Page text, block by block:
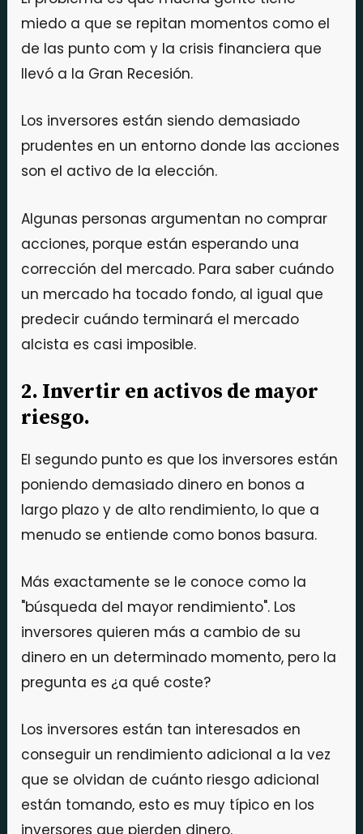
miedo a que se repitan momentos como el
de las punto com y la crisis financiera que
llevó a la Gran Recesión.
Los inversores están siendo demasiado
prudentes en un entorno donde las acciones
son el activo de la elección.
Algunas personas argumentan no comprar
acciones, porque están esperando una
corrección del mercado. Para saber cuándo
un mercado ha tocado fondo, al igual que
predecir cuándo terminará el mercado
alcista es casi imposible.
2. Invertir en activos de mayor
riesgo.
El segundo punto es que los inversores están
poniendo demasiado dinero en bonos a
largo plazo y de alto rendimiento, lo que a
menudo se entiende como bonos basura.
Más exactamente se le conoce como la
"búsqueda del mayor rendimiento". Los
inversores quieren más a cambio de su
dinero en un determinado momento, pero la
pregunta es ¿a qué coste?
Los inversores están tan interesados en
conseguir un rendimiento adicional a la vez
que se olvidan de cuánto riesgo adicional
están tomando, esto es muy típico en los
inversores que pierden dinero.